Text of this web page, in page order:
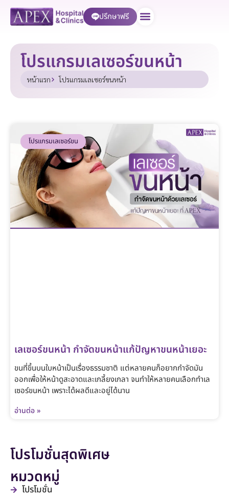
ปรึกษาฟรี
โปรแกรมเลเซอร์ขนหน้า
หน้าแรก โปรแกรมเลเซอร์ขนหน้า
โปรแกรมเลเซอร์ขน
เลเซอร์ขนหน้า กำจัดขนหน้าแก้ปัญหาขนหน้าเยอะ
ขนที่ขึ้นบนใบหน้าเป็นเรื่องธรรมชาติ แต่หลายคนก็อยากกำจัดมัน
ออกเพื่อให้หน้าดูสะอาดและเกลี้ยงเกลา จนทำให้หลายคนเลือกทำเล
เซอร์ขนหน้า เพราะได้ผลดีและอยู่ได้นาน
อ่านต่อ »
โปรโมชั่นสุดพิเศษ
หมวดหมู่
โปรโมชั่น